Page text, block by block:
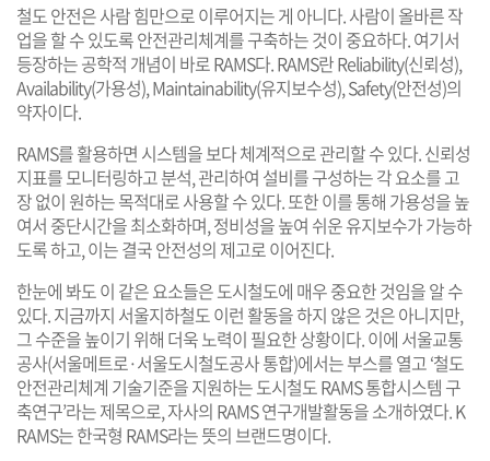
철도 안전은 사람 힘만으로 이루어지는 게 아니다. 사람이 올바른 작
업을 할 수 있도록 안전관리체계를 구축하는 것이 중요하다. 여기서
등장하는 공학적 개념이 바로 RAMS다. RAMS란 Reliability(신뢰성),
Availability(가용성), Maintainability(유지보수성), Safety(안전성)의
약자이다.
RAMS를 활용하면 시스템을 보다 체계적으로 관리할 수 있다. 신뢰성
지표를 모니터링하고 분석, 관리하여 설비를 구성하는 각 요소를 고
장 없이 원하는 목적대로 사용할 수 있다. 또한 이를 통해 가용성을 높
여서 중단시간을 최소화하며, 정비성을 높여 쉬운 유지보수가 가능하
도록 하고, 이는 결국 안전성의 제고로 이어진다.
한눈에 봐도 이 같은 요소들은 도시철도에 매우 중요한 것임을 알 수
있다. 지금까지 서울지하철도 이런 활동을 하지 않은 것은 아니지만,
그 수준을 높이기 위해 더욱 노력이 필요한 상황이다. 이에 서울교통
공사(서울메트로·서울도시철도공사 통합)에서는 부스를 열고 ‘철도
안전관리체계 기술기준을 지원하는 도시철도 RAMS 통합시스템 구
축연구’라는 제목으로, 자사의 RAMS 연구개발활동을 소개하였다. K
RAMS는 한국형 RAMS라는 뜻의 브랜드명이다.